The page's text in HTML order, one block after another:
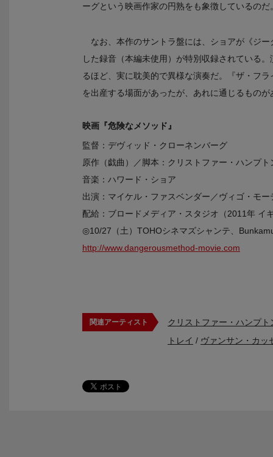
ーグという映画作家の円熟をも象徴しているのだ
なお、本作のサントラ盤には、ショアが《ジ
した録音（本編未使用）が特別収録されている
るほど、実に耽美的で異様な演奏だ。『ザ・フ
を出産する場面があったが、あれに通じるもの
映画『危険なメソッド』
監督：デヴィッド・クローネンバーグ
原作（戯曲）／脚本：クリストファー・ハンプ
音楽：ハワード・ショア
出演：マイケル・ファスベンダー／ヴィゴ・モ
配給：ブロードメディア・スタジオ（2011年 イ
◎10/27（土）TOHOシネマズシャンテ、
http://www.dangerousmethod-movie.com
関連アーティスト
クリストファー・ハンプト
トレイ / ヴァンサン・カッ